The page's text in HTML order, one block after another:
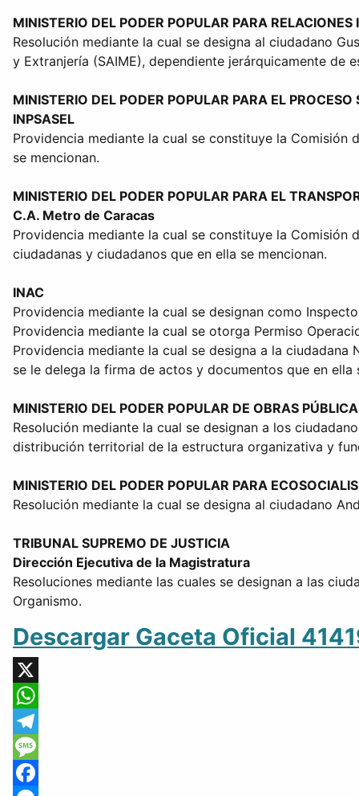
MINISTERIO DEL PODER POPULAR PARA
Resolución mediante la cual se designa al ciudadano
y Extranjería (SAIME), dependiente jerárquicamente de
MINISTERIO DEL PODER POPULAR PARA EL
INPSASEL
Providencia mediante la cual se constituye la Comisión
se mencionan.
MINISTERIO DEL PODER POPULAR PARA EL
C.A. Metro de Caracas
Providencia mediante la cual se constituye la Comisión
ciudadanas y ciudadanos que en ella se mencionan.
INAC
Providencia mediante la cual se designan como
Providencia mediante la cual se otorga Permiso
Providencia mediante la cual se designa a la
se le delega la firma de actos y documentos que en ella
MINISTERIO DEL PODER POPULAR DE OBRAS
Resolución mediante la cual se designan a los
distribución territorial de la estructura organizativa y
MINISTERIO DEL PODER POPULAR PARA
Resolución mediante la cual se designa al ciudadano
TRIBUNAL SUPREMO DE JUSTICIA
Dirección Ejecutiva de la Magistratura
Resoluciones mediante las cuales se designan a las
Organismo.
Descargar Gaceta Oficial
X
WhatsApp
Telegram
Message